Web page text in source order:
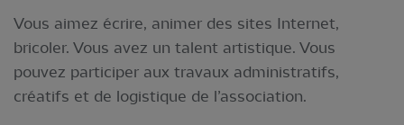
Vous aimez écrire, animer des sites Internet,
bricoler. Vous avez un talent artistique. Vous
pouvez participer aux travaux administratifs,
créatifs et de logistique de l’association.